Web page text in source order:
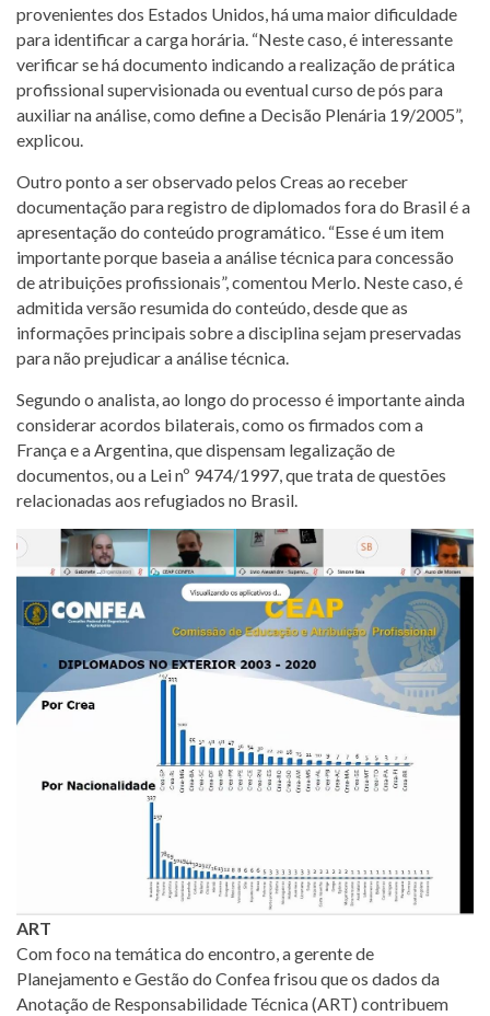
provenientes dos Estados Unidos, há uma maior dificuldade
para identificar a carga horária. “Neste caso, é interessante
verificar se há documento indicando a realização de prática
profissional supervisionada ou eventual curso de pós para
auxiliar na análise, como define a Decisão Plenária 19/2005”,
explicou.
Outro ponto a ser observado pelos Creas ao receber
documentação para registro de diplomados fora do Brasil é a
apresentação do conteúdo programático. “Esse é um item
importante porque baseia a análise técnica para concessão
de atribuições profissionais”, comentou Merlo. Neste caso, é
admitida versão resumida do conteúdo, desde que as
informações principais sobre a disciplina sejam preservadas
para não prejudicar a análise técnica.
Segundo o analista, ao longo do processo é importante ainda
considerar acordos bilaterais, como os firmados com a
França e a Argentina, que dispensam legalização de
documentos, ou a Lei nº 9474/1997, que trata de questões
relacionadas aos refugiados no Brasil.
ART
Com foco na temática do encontro, a gerente de
Planejamento e Gestão do Confea frisou que os dados da
Anotação de Responsabilidade Técnica (ART) contribuem